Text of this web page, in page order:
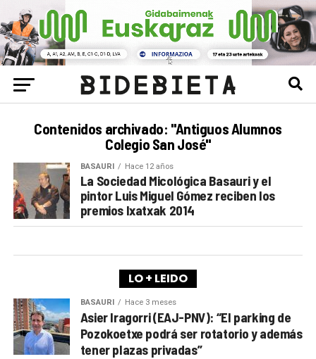
Contenidos archivado: "Antiguos Alumnos
Colegio San José"
BASAURI Hace 12 años
La Sociedad Micológica Basauri y el
pintor Luis Miguel Gómez reciben los
premios Ixatxak 2014
LO + LEIDO
BASAURI Hace 3 meses
Asier Iragorri (EAJ-PNV): “El parking de
Pozokoetxe podrá ser rotatorio y además
tener plazas privadas”